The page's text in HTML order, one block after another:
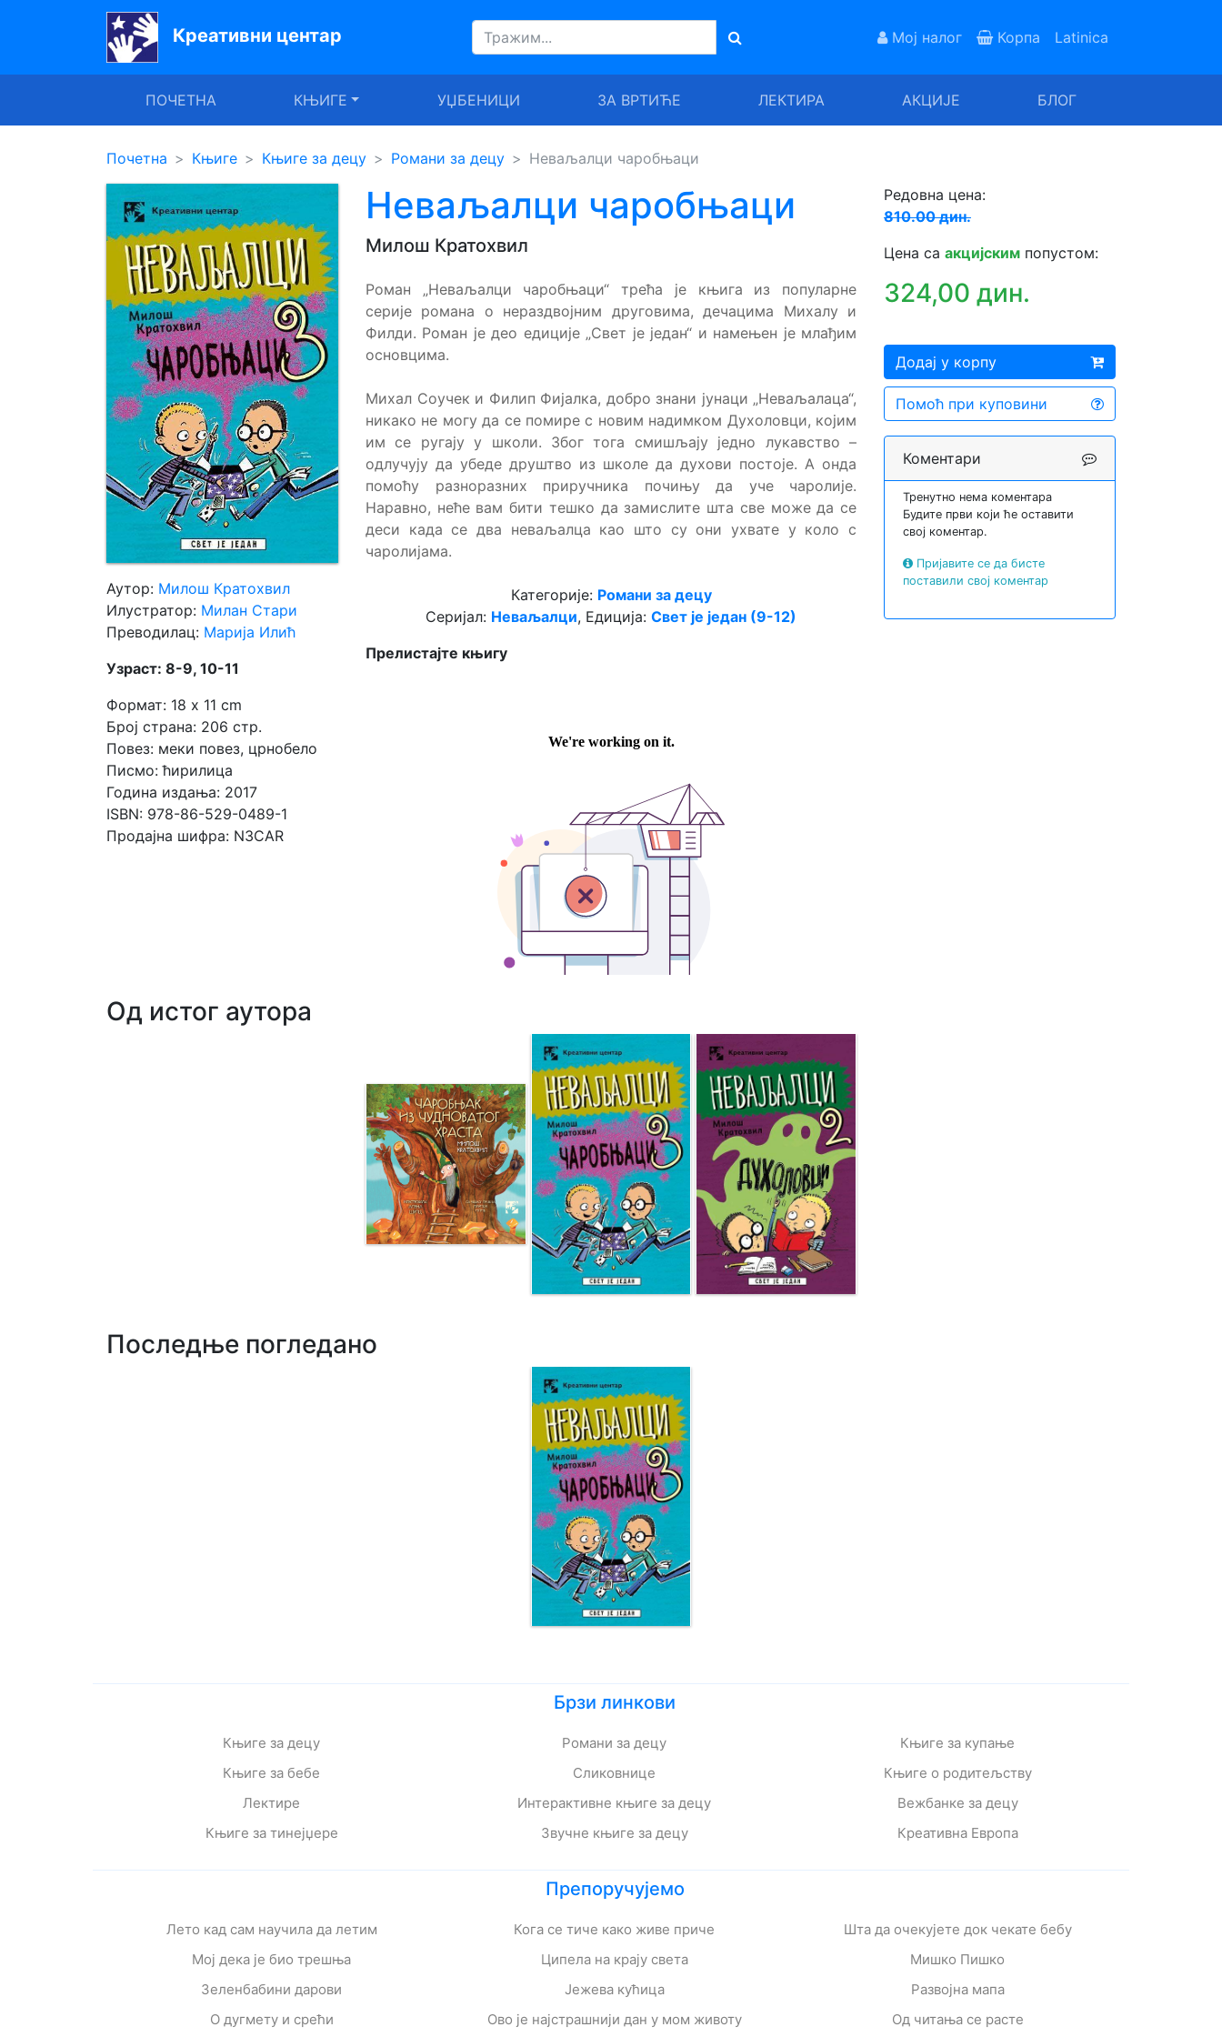
Креативни центар Мој налог Корпа Latinica
ПОЧЕТНА КЊИГЕ УЏБЕНИЦИ ЗА ВРТИЋЕ ЛЕКТИРА АКЦИЈЕ БЛОГ
Почетна
УџбенициПочетна Књиге Књиге за децу Романи за децу Неваљалци чаробњаци
Аутор: Милош Кратохвил
Илустратор: Милан Стари
Преводилац: Марија Илић
Узраст: 8-9, 10-11
Формат: 18 x 11 cm
Број страна: 206 стр.
Повез: меки повез, црнобело
Писмо: ћирилица
Година издања: 2017
ISBN: 978-86-529-0489-1
Продајна шифра: N3CAR
Неваљалци чаробњаци
Милош Кратохвил
Роман „Неваљалци чаробњаци“ трећа је књига из популарне
серије романа о нераздвојним друговима, дечацима Михалу и
Филди. Роман је део едиције „Свет је један“ и намењен је млађим
основцима.
Михал Соучек и Филип Фијалка, добро знани јунаци „Неваљалаца“,
никако не могу да се помире с новим надимком Духоловци, којим
им се ругају у школи. Због тога смишљају једно лукавство –
одлучују да убеде друштво из школе да духови постоје. А онда
помоћу разноразних приручника почињу да уче чаролије.
Наравно, неће вам бити тешко да замислите шта све може да се
деси када се два неваљалца као што су они ухвате у коло с
чаролијама.
Категорије: Романи за децу
Серијал: Неваљалци, Едиција: Свет је један (9-12)
Прелистајте књигу
Редовна цена:
810.00 дин.
Цена са акцијским попустом:
324,00 дин.
Додај у корпу
Помоћ при куповини
Коментари
Тренутно нема коментара
Будите први који ће оставити
свој коментар.
Пријавите се да бисте
поставили свој коментар
Од истог аутора
Последње погледано
Брзи линкови
Књиге за децу
Књиге за бебе
Лектире
Књиге за тинејџере
Романи за децу
Сликовнице
Интерактивне књиге за децу
Звучне књиге за децу
Књиге за купање
Књиге о родитељству
Вежбанке за децу
Креативна Европа
Препоручујемо
Лето кад сам научила да летим
Мој дека је био трешња
Зеленбабини дарови
О дугмету и срећи
Кога се тиче како живе приче
Ципела на крају света
Јежева кућица
Ово је најстрашнији дан у мом животу
Шта да очекујете док чекате бебу
Мишко Пишко
Развојна мапа
Од читања се расте